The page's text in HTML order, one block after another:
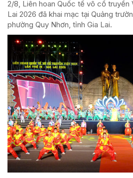
2/8, Liên hoan Quốc tế võ cổ truyền
Lai 2026 đã khai mạc tại Quảng
phường Quy Nhơn, tỉnh Gia Lai.